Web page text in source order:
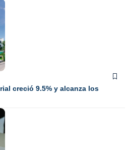
creció 9.5% y alcanza los